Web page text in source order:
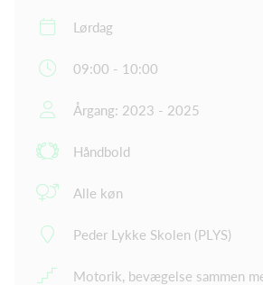
Lørdag
09:00 - 10:00
Årgang: 2023 - 2025
Håndbold
Alle køn
Peder Lykke Skolen (PLYS)
Motorik, bevægelse sammen